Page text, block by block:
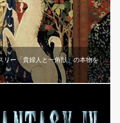
リー「貴婦人と一角獣」の本物を